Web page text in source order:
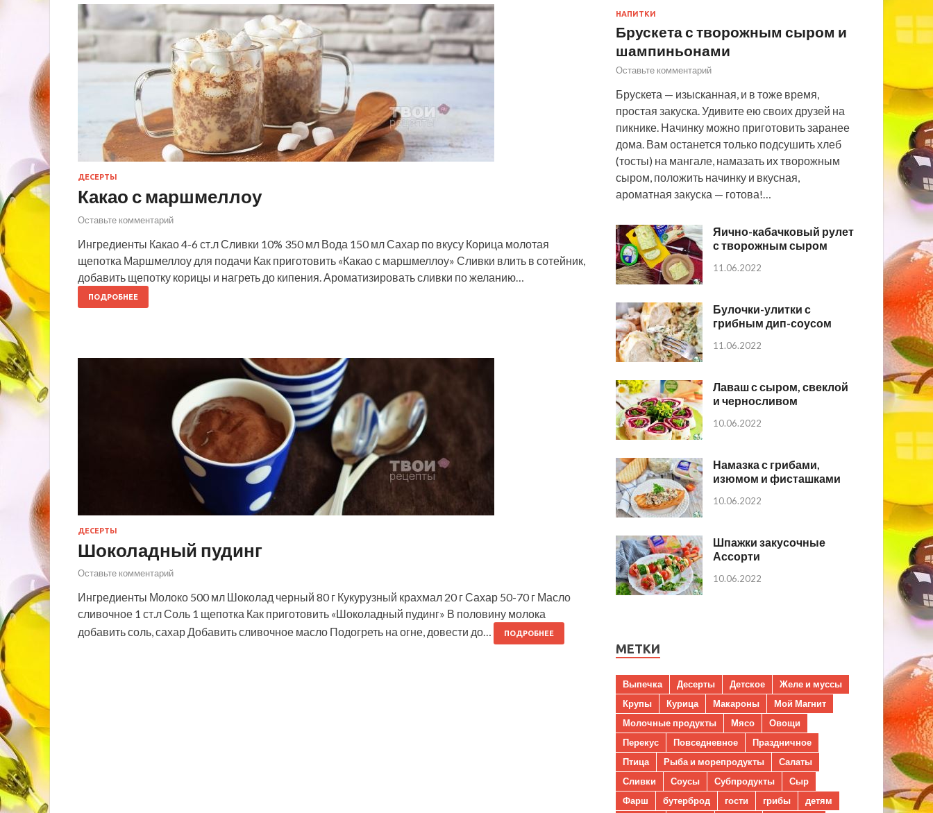
ДЕСЕРТЫ
Какао с маршмеллоу
Оставьте комментарий
Ингредиенты Какао 4-6 ст.л Сливки 10% 350 мл Вода 150 мл Сахар по вкусу Корица молотая
щепотка Маршмеллоу для подачи Как приготовить «Какао с маршмеллоу» Сливки влить в сотейник,
добавить щепотку корицы и нагреть до кипения. Ароматизировать сливки по желанию…
ПОДРОБНЕЕ
ДЕСЕРТЫ
Шоколадный пудинг
Оставьте комментарий
Ингредиенты Молоко 500 мл Шоколад черный 80 г Кукурузный крахмал 20 г Сахар 50-70 г Масло
сливочное 1 ст.л Соль 1 щепотка Как приготовить «Шоколадный пудинг» В половину молока
добавить соль, сахар Добавить сливочное масло Подогреть на огне, довести до…
ПОДРОБНЕЕ
НАПИТКИ
Брускета с творожным сыром и
шампиньонами
Оставьте комментарий
Брускета — изысканная, и в тоже время,
простая закуска. Удивите ею своих друзей на
пикнике. Начинку можно приготовить заранее
дома. Вам останется только подсушить хлеб
(тосты) на мангале, намазать их творожным
сыром, положить начинку и вкусная,
ароматная закуска — готова!…
Яично-кабачковый рулет
с творожным сыром
11.06.2022
Булочки-улитки с
грибным дип-соусом
11.06.2022
Лаваш с сыром, свеклой
и черносливом
10.06.2022
Намазка с грибами,
изюмом и фисташками
10.06.2022
Шпажки закусочные
Ассорти
10.06.2022
МЕТКИ
Выпечка Десерты Детское
Желе и муссы
Крупы
Курица Макароны
Мой Магнит
Молочные продукты
Мясо
Овощи
Перекус
Повседневное
Праздничное
Птица
Рыба и морепродукты
Салаты
Сливки
Соусы Субпродукты
Сыр
Фарш
бутерброд гости грибы
детям